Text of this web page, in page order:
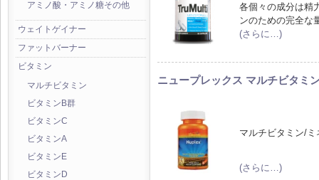
アミノ酸・アミノ糖その他
ウェイトゲイナー
ファットバーナー
ビタミン
マルチビタミン
ビタミンB群
ビタミンC
ビタミンA
ビタミンE
ビタミンD
各個々の成分は精
ンのための完全な
(さらに…)
ニュープレックス マルチビタミ
マルチビタミン/
(さらに…)